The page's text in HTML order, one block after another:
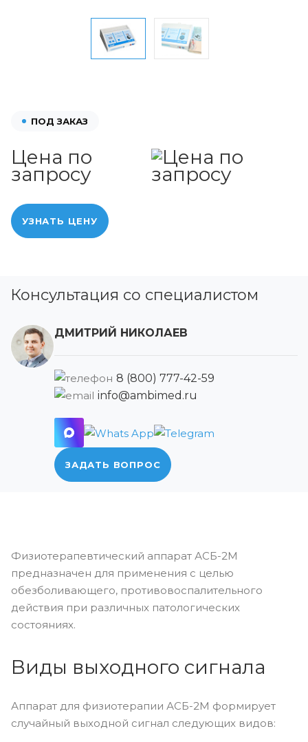
ПОД ЗАКАЗ
Цена по
запросу
УЗНАТЬ ЦЕНУ
Консультация со специалистом
ДМИТРИЙ НИКОЛАЕВ
8 (800) 777-42-59
info@ambimed.ru
ЗАДАТЬ ВОПРОС
Физиотерапевтический аппарат АСБ-2М
предназначен для применения с целью
обезболивающего, противовоспалительного
действия при различных патологических
состояниях.
Виды выходного сигнала
Аппарат для физиотерапии АСБ-2М формирует
случайный выходной сигнал следующих видов: